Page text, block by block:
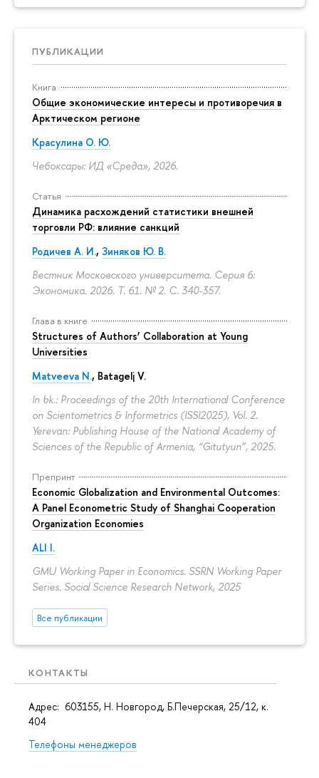
ПУБЛИКАЦИИ
Книга
Общие экономические интересы и противоречия в
Арктическом регионе
Красулина О. Ю.
Чебоксары: ИД «Среда», 2026.
Статья
Динамика расхождений статистики внешней
торговли РФ: влияние санкций
Родичев А. И., Зиняков Ю. В.
Вестник Московского университета. Серия 6:
Экономика. 2026. Т. 61. № 2. С. 340-357.
Глава в книге
Structures of Authors’ Collaboration at Young
Universities
Matveeva N., Batagelj V.
In bk.: Proceedings of the 20th International Conference
on Scientometrics & Informetrics (ISSI2025), Vol. 2.
Yerevan: Publishing House of the National Academy of
Sciences of the Republic of Armenia, “Gitutyun”, 2025.
Препринт
Economic Globalization and Environmental Outcomes:
A Panel Econometric Study of Shanghai Cooperation
Organization Economies
ALI I.
GMU Working Paper in Economics. SSRN Working Paper
Series. Social Science Research Network, 2025
Все публикации
КОНТАКТЫ
Адрес: 603155, Н. Новгород, Б.Печерская, 25/12, к.
404
Телефоны менеджеров